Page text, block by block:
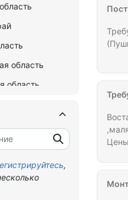
область
область
область
область
,